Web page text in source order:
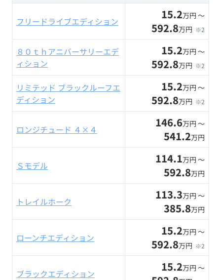
フリードライブエディション 15.2万円 〜
592.8万円 ※2
８０ｔｈアニバーサリーエデ
ィション
15.2万円 〜
592.8万円 ※2
リミテッド ブラックルーフエ
ディション
15.2万円 〜
592.8万円 ※2
ロンジチュード ４×４ 146.6万円 〜
541.2万円
Ｓモデル 114.1万円 〜
592.8万円
トレイルホーク 113.3万円 〜
385.8万円
ローンチエディション 15.2万円 〜
592.8万円 ※2
ブラックエディション 15.2万円 〜